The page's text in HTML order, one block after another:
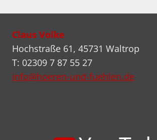
Claus Volke
Hochstraße 61, 45731 Waltrop
T: 02309 7 87 55 27
info@hoeren-und-fuehlen.de